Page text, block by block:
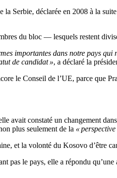
Serbie, déclarée en 2008 à la
du bloc — lesquels restent
importantes dans notre pays
de candidat », a déclaré la
le Conseil de l’UE, parce que
avait constaté un changement
plus seulement de la «
et la volonté du Kosovo d’être
pas le pays, elle a répondu